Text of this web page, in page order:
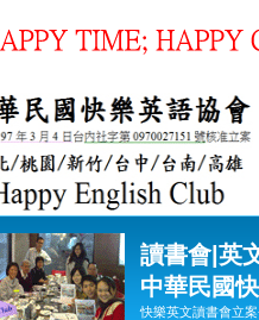
讀書會|英
中華民國
快樂英文讀書會立